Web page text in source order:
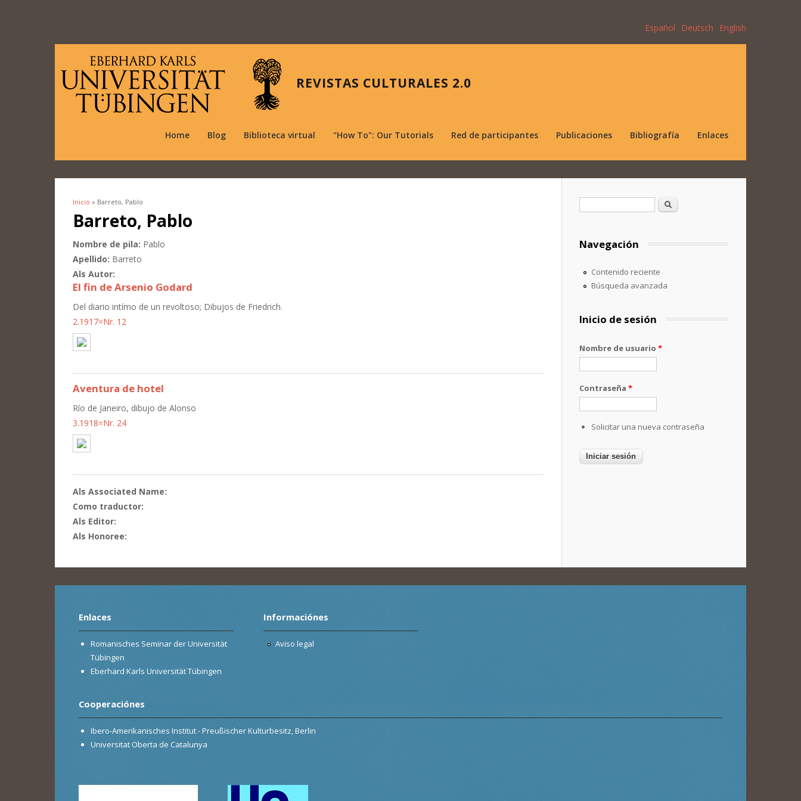
Español Deutsch English
REVISTAS CULTURALES 2.0
Home Blog Biblioteca virtual "How To": Our Tutorials Red de participantes Publicaciones Bibliografía Enlaces
Se encuentra usted aquí
Inicio » Barreto, Pablo
Barreto, Pablo
Nombre de pila: Pablo
Apellido: Barreto
Als Autor:
El fin de Arsenio Godard
Del diario intímo de un revoltoso; Dibujos de Friedrich.
2.1917=Nr. 12
Aventura de hotel
Río de Janeiro, dibujo de Alonso
3.1918=Nr. 24
Als Associated Name:
Como traductor:
Als Editor:
Als Honoree:
Formulario de búsqueda
Buscar
Navegación
Contenido reciente
Búsqueda avanzada
Inicio de sesión
Nombre de usuario *
Contraseña *
Solicitar una nueva contraseña
Enlaces
Romanisches Seminar der Universität
Tübingen
Eberhard Karls Universität Tübingen
Informaciónes
Aviso legal
Cooperaciónes
Ibero-Amerikanisches Institut - Preußischer Kulturbesitz, Berlin
Universitat Oberta de Catalunya